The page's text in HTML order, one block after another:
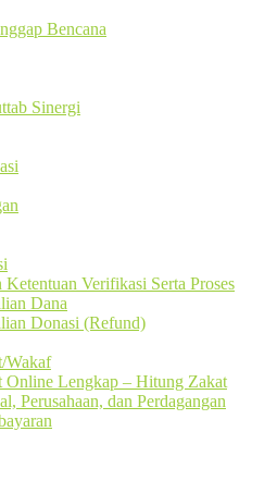
Bencana
Sinergi
Ketentuan Verifikasi Serta Proses
Dana
Donasi (Refund)
Wakaf
Online Lengkap – Hitung Zakat
Perusahaan, dan Perdagangan